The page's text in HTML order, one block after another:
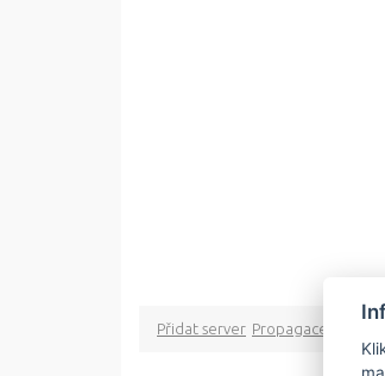
Přidat server Propagace